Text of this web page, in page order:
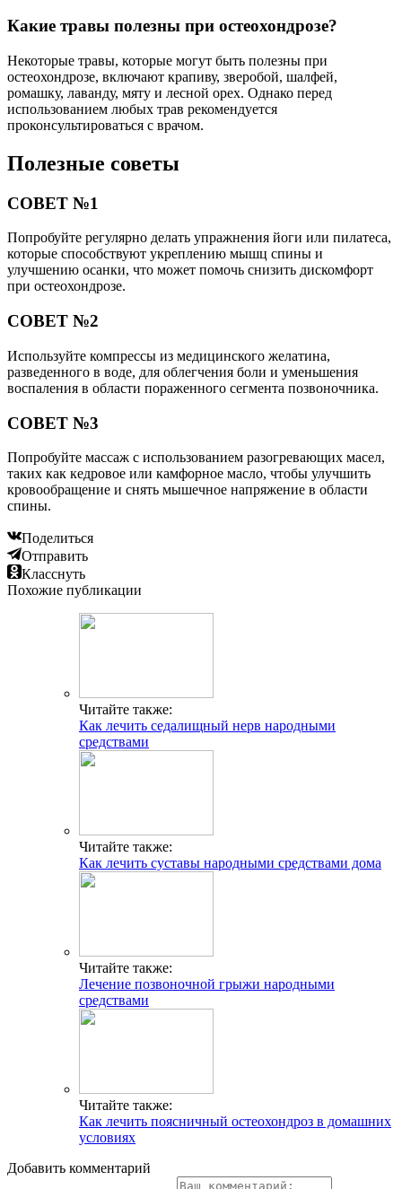
Какие травы полезны при остеохондрозе?
Некоторые травы, которые могут быть полезны при
остеохондрозе, включают крапиву, зверобой, шалфей,
ромашку, лаванду, мяту и лесной орех. Однако перед
использованием любых трав рекомендуется
проконсультироваться с врачом.
Полезные советы
СОВЕТ №1
Попробуйте регулярно делать упражнения йоги или пилатеса,
которые способствуют укреплению мышц спины и
улучшению осанки, что может помочь снизить дискомфорт
при остеохондрозе.
СОВЕТ №2
Используйте компрессы из медицинского желатина,
разведенного в воде, для облегчения боли и уменьшения
воспаления в области пораженного сегмента позвоночника.
СОВЕТ №3
Попробуйте массаж с использованием разогревающих масел,
таких как кедровое или камфорное масло, чтобы улучшить
кровообращение и снять мышечное напряжение в области
спины.
Поделиться
Отправить
Класснуть
Похожие публикации
Читайте также:
Как лечить седалищный нерв народными
средствами
Читайте также:
Как лечить суставы народными средствами дома
Читайте также:
Лечение позвоночной грыжи народными
средствами
Читайте также:
Как лечить поясничный остеохондроз в домашних
условиях
Добавить комментарий